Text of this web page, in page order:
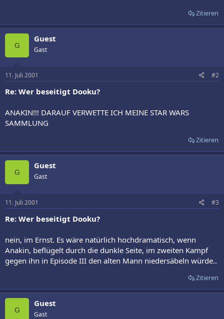
Zitieren
G
Guest
Gast
11. Juli 2001 #2
Re: Wer beseitigt Dooku?
ANAKIN!!! DARAUF VERWETTE ICH MEINE STAR WARS
SAMMLUNG
Zitieren
G
Guest
Gast
11. Juli 2001 #3
Re: Wer beseitigt Dooku?
nein, im Ernst. Es wäre natürlich hochdramatisch, wenn
Anakin, beflügelt durch die dunkle Seite, im zweiten Kampf
gegen ihn in Episode III den alten Mann niedersäbeln würde..
Zitieren
G
Guest
Gast